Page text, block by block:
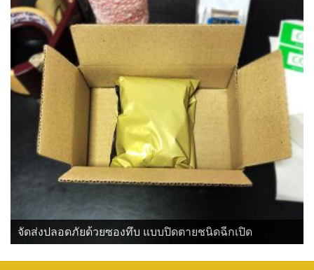
จัดส่งปลอดภัยด้วยซองทึบ แบบปิดตายชนิดฉีกเปิด